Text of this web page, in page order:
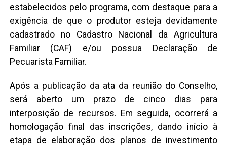
estabelecidos pelo programa, com destaque para a
exigência de que o produtor esteja devidamente
cadastrado no Cadastro Nacional da Agricultura
Familiar (CAF) e/ou possua Declaração de
Pecuarista Familiar.
Após a publicação da ata da reunião do Conselho,
será aberto um prazo de cinco dias para
interposição de recursos. Em seguida, ocorrerá a
homologação final das inscrições, dando início à
etapa de elaboração dos planos de investimento